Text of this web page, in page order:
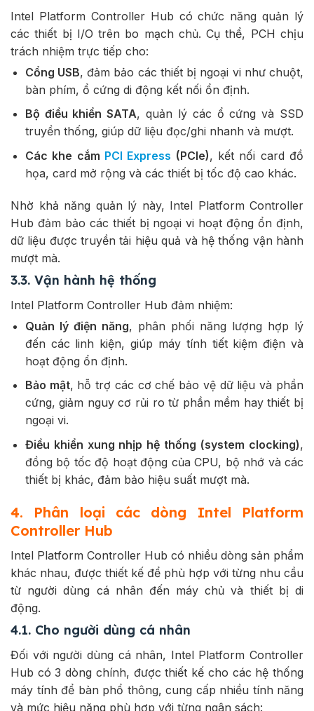
Intel Platform Controller Hub có chức năng quản lý
các thiết bị I/O trên bo mạch chủ. Cụ thể, PCH chịu
trách nhiệm trực tiếp cho:
Cổng USB, đảm bảo các thiết bị ngoại vi như chuột,
bàn phím, ổ cứng di động kết nối ổn định.
Bộ điều khiển SATA, quản lý các ổ cứng và SSD
truyền thống, giúp dữ liệu đọc/ghi nhanh và mượt.
Các khe cắm PCI Express (PCIe), kết nối card đồ
họa, card mở rộng và các thiết bị tốc độ cao khác.
Nhờ khả năng quản lý này, Intel Platform Controller
Hub đảm bảo các thiết bị ngoại vi hoạt động ổn định,
dữ liệu được truyền tải hiệu quả và hệ thống vận hành
mượt mà.
3.3. Vận hành hệ thống
Intel Platform Controller Hub đảm nhiệm:
Quản lý điện năng, phân phối năng lượng hợp lý
đến các linh kiện, giúp máy tính tiết kiệm điện và
hoạt động ổn định.
Bảo mật, hỗ trợ các cơ chế bảo vệ dữ liệu và phần
cứng, giảm nguy cơ rủi ro từ phần mềm hay thiết bị
ngoại vi.
Điều khiển xung nhịp hệ thống (system clocking),
đồng bộ tốc độ hoạt động của CPU, bộ nhớ và các
thiết bị khác, đảm bảo hiệu suất mượt mà.
4. Phân loại các dòng Intel Platform
Controller Hub
Intel Platform Controller Hub có nhiều dòng sản phẩm
khác nhau, được thiết kế để phù hợp với từng nhu cầu
từ người dùng cá nhân đến máy chủ và thiết bị di
động.
4.1. Cho người dùng cá nhân
Đối với người dùng cá nhân, Intel Platform Controller
Hub có 3 dòng chính, được thiết kế cho các hệ thống
máy tính để bàn phổ thông, cung cấp nhiều tính năng
và mức hiệu năng phù hợp với từng ngân sách: